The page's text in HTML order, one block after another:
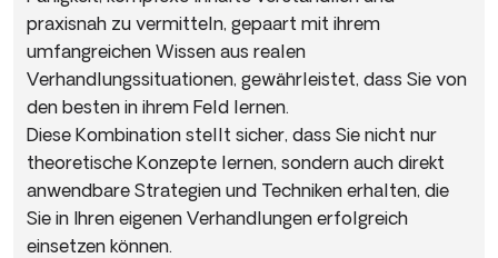
praxisnah zu vermitteln, gepaart mit ihrem
umfangreichen Wissen aus realen
Verhandlungssituationen, gewährleistet, dass Sie von
den besten in ihrem Feld lernen.
Diese Kombination stellt sicher, dass Sie nicht nur
theoretische Konzepte lernen, sondern auch direkt
anwendbare Strategien und Techniken erhalten, die
Sie in Ihren eigenen Verhandlungen erfolgreich
einsetzen können.